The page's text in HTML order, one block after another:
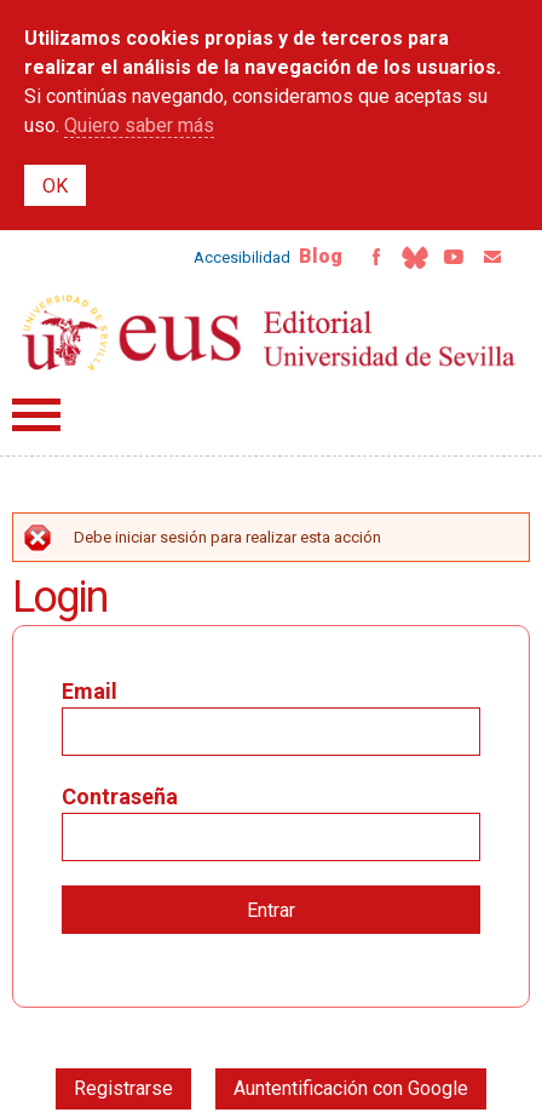
contenido
principal
Utilizamos cookies propias y de terceros para
realizar el análisis de la navegación de los usuarios.
Si continúas navegando, consideramos que aceptas su
uso. Quiero saber más
Accesibilidad Blog
MENSAJE DE ERROR
Debe iniciar sesión para realizar esta acción
Login
Email
Contraseña
Registrarse Auntentificación con Google